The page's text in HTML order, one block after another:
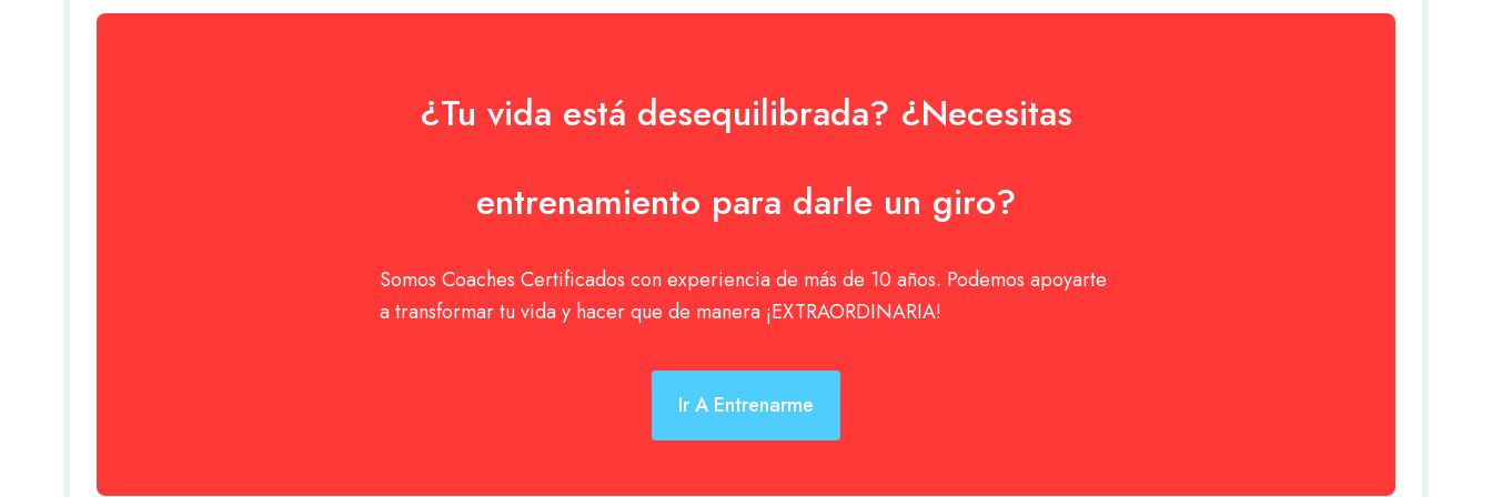
¿Tu vida está desequilibrada? ¿Necesitas
entrenamiento para darle un giro?
Somos Coaches Certificados con experiencia de más de 10 años. Podemos apoyarte
a transformar tu vida y hacer que de manera ¡EXTRAORDINARIA!
Ir A Entrenarme